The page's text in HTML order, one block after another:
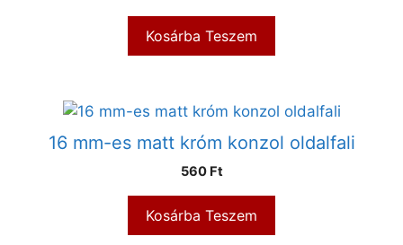
Kosárba Teszem
16 mm-es matt króm konzol oldalfali
560 Ft
Kosárba Teszem